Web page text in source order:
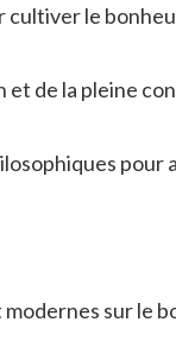
cultiver le
et de la pleine
sur le